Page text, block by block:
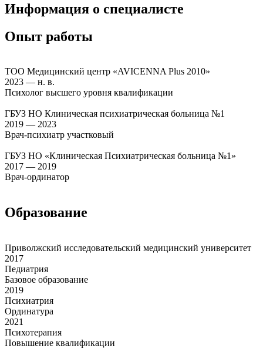
Информация о специалисте
Опыт работы
ТОО Медицинский центр «AVICENNA Plus 2010»
2023 — н. в.
Психолог высшего уровня квалификации
ГБУЗ НО Клиническая психиатрическая больница №1
2019 — 2023
Врач-психиатр участковый
ГБУЗ НО «Клиническая Психиатрическая больница №1»
2017 — 2019
Врач-ординатор
Образование
Приволжский исследовательский медицинский университет
2017
Педиатрия
Базовое образование
2019
Психиатрия
Ординатура
2021
Психотерапия
Повышение квалификации